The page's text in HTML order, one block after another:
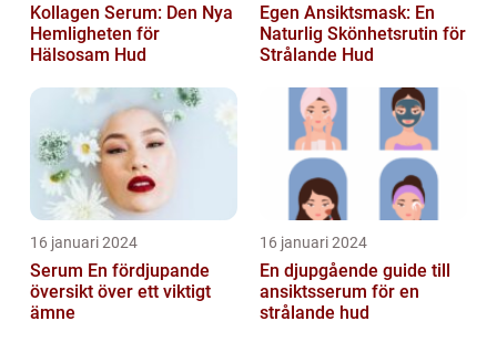
Kollagen Serum: Den Nya
Hemligheten för
Hälsosam Hud
Egen Ansiktsmask: En
Naturlig Skönhetsrutin för
Strålande Hud
16 januari 2024
Serum En fördjupande
översikt över ett viktigt
ämne
16 januari 2024
En djupgående guide till
ansiktsserum för en
strålande hud